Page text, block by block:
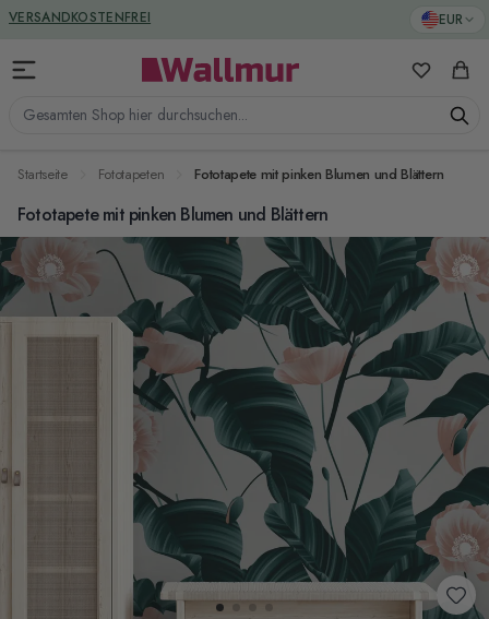
Zum Inhalt springen EUR
Gesamten Shop hier durchsuchen...
Meine
GREENGUARD ZERTIFIZIERT
Startseite Fototapeten Fototapete mit pinken Blumen und Blättern
Fototapete mit pinken Blumen und Blättern